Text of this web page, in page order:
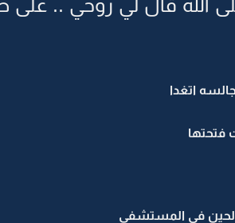
الله قال لي روحي .. على
اتغدا
فتحتها
الحين في المستشفى